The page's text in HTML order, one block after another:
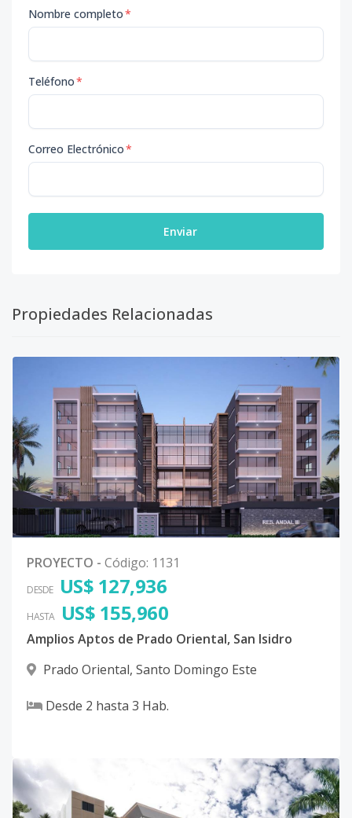
Nombre completo*
Teléfono*
Correo Electrónico*
Enviar
Propiedades Relacionadas
PROYECTO - Código: 1131
DESDE US$ 127,936
HASTA US$ 155,960
Amplios Aptos de Prado Oriental, San Isidro
Prado Oriental, Santo Domingo Este
Desde 2 hasta 3 Hab.